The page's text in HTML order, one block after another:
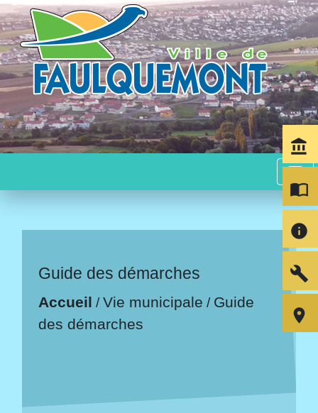
menu
Guide des démarches
Accueil /Vie municipale / Guide
des démarches
account_balance
import_contacts
info
build
room